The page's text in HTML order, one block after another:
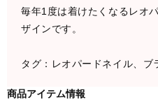
毎年1度は着けたくなるレオ
ザインです。
タグ：レオパードネイル、ブ
商品アイテム情報